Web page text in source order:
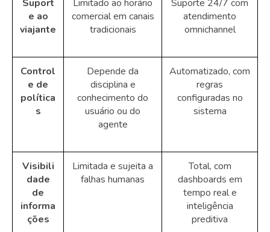
Suport
e ao
viajante
Limitado ao horário
comercial em canais
tradicionais
Suporte 24/7 com
atendimento
omnichannel
Control
e de
política
s
Depende da
disciplina e
conhecimento do
usuário ou do
agente
Automatizado, com
regras
configuradas no
sistema
Visibili
dade
de
informa
ções
Limitada e sujeita a
falhas humanas
Total, com
dashboards em
tempo real e
inteligência
preditiva